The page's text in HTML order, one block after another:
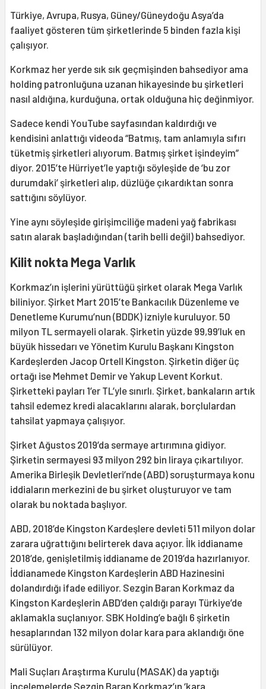
Türkiye, Avrupa, Rusya, Güney/Güneydoğu Asya’da
faaliyet gösteren tüm şirketlerinde 5 binden fazla kişi
çalışıyor.
Korkmaz her yerde sık sık geçmişinden bahsediyor ama
holding patronluğuna uzanan hikayesinde bu şirketleri
nasıl aldığına, kurduğuna, ortak olduğuna hiç değinmiyor.
Sadece kendi YouTube sayfasından kaldırdığı ve
kendisini anlattığı videoda “Batmış, tam anlamıyla sıfırı
tüketmiş şirketleri alıyorum. Batmış şirket işindeyim”
diyor. 2015’te Hürriyet’le yaptığı söyleşide de ‘bu zor
durumdaki’ şirketleri alıp, düzlüğe çıkardıktan sonra
sattığını söylüyor.
Yine aynı söyleşide girişimciliğe madeni yağ fabrikası
satın alarak başladığından (tarih belli değil) bahsediyor.
Kilit nokta Mega Varlık
Korkmaz’ın işlerini yürüttüğü şirket olarak Mega Varlık
biliniyor. Şirket Mart 2015’te Bankacılık Düzenleme ve
Denetleme Kurumu’nun (BDDK) izniyle kuruluyor. 50
milyon TL sermayeli olarak. Şirketin yüzde 99,99’luk en
büyük hissedarı ve Yönetim Kurulu Başkanı Kingston
Kardeşlerden Jacop Ortell Kingston. Şirketin diğer üç
ortağı ise Mehmet Demir ve Yakup Levent Korkut.
Şirketteki payları 1’er TL’yle sınırlı. Şirket, bankaların artık
tahsil edemez kredi alacaklarını alarak, borçlulardan
tahsilat yapmaya çalışıyor.
Şirket Ağustos 2019’da sermaye artırımına gidiyor.
Şirketin sermayesi 93 milyon 292 bin liraya çıkartılıyor.
Amerika Birleşik Devletleri’nde (ABD) soruşturmaya konu
iddiaların merkezini de bu şirket oluşturuyor ve tam
olarak bu noktada başlıyor.
ABD, 2018’de Kingston Kardeşlere devleti 511 milyon dolar
zarara uğrattığını belirterek dava açıyor. İlk iddianame
2018’de, genişletilmiş iddianame de 2019’da hazırlanıyor.
İddianamede Kingston Kardeşlerin ABD Hazinesini
dolandırdığı ifade ediliyor. Sezgin Baran Korkmaz da
Kingston Kardeşlerin ABD’den çaldığı parayı Türkiye’de
aklamakla suçlanıyor. SBK Holding’e bağlı 6 şirketin
hesaplarından 132 milyon dolar kara para aklandığı öne
sürülüyor.
Mali Suçları Araştırma Kurulu (MASAK) da yaptığı
incelemelerde Sezgin Baran Korkmaz’ın ‘kara